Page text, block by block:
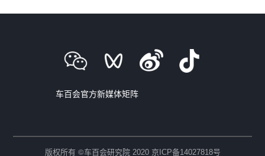
车百会官方新媒体矩阵
版权所有 ©车百会研究院 2020 京ICP备14027818号